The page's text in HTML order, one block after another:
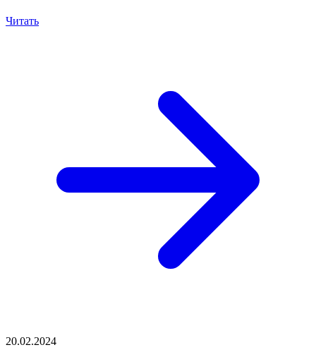
Читать
20.02.2024